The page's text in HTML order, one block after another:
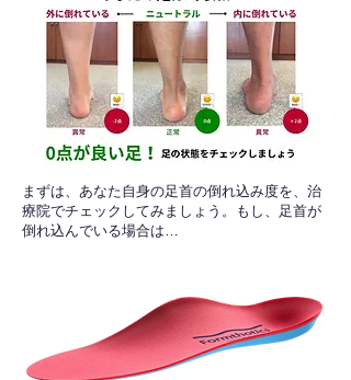
​まずは、あなた自身の足首の倒れ込み度を、治
療院でチェックしてみましょう。もし、足首が
倒れ込んでいる場合は…